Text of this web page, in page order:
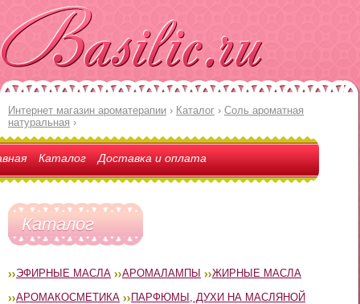
Интернет магазин ароматерапии › Каталог › Соль ароматная
натуральная ›
Каталог Доставка и оплата
Каталог
ЭФИРНЫЕ МАСЛА АРОМАЛАМПЫ
ЖИРНЫЕ МАСЛА
АРОМАКОСМЕТИКА
ПАРФЮМЫ, ДУХИ НА МАСЛЯНОЙ